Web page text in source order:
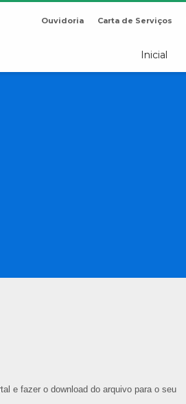
Ouvidoria Carta de Serviços
Inicial
e fazer o download do arquivo para o seu